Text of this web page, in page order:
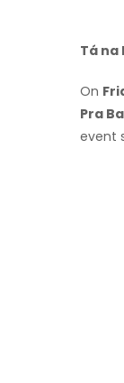
Tá na
On
Pra
event